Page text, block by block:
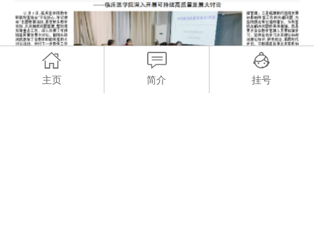
主页 简介 挂号